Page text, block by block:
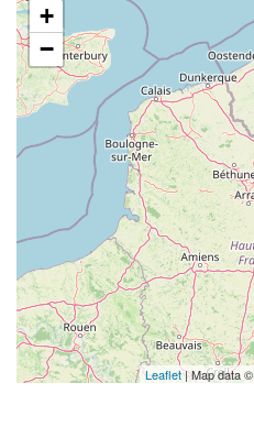
+
−
Leaflet| Map data ©